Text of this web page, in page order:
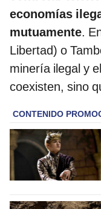
economías
mutuamente.
Libertad) o
minería ilegal y
coexisten, sino